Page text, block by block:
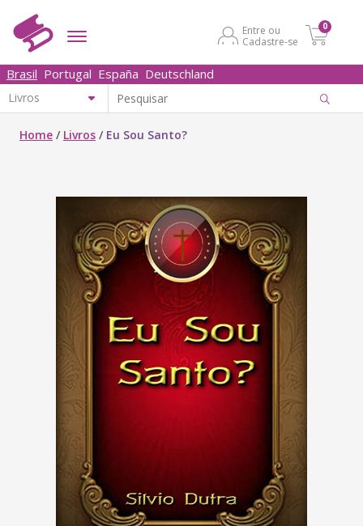
Entre ou
Cadastre-se
0
Brasil Portugal España Deutschland
Home / Livros / Eu Sou Santo?